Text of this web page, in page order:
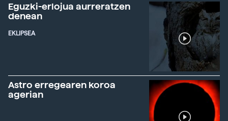
Eguzki-erlojua aurreratzen
denean
EKLIPSEA
Astro erregearen koroa
agerian